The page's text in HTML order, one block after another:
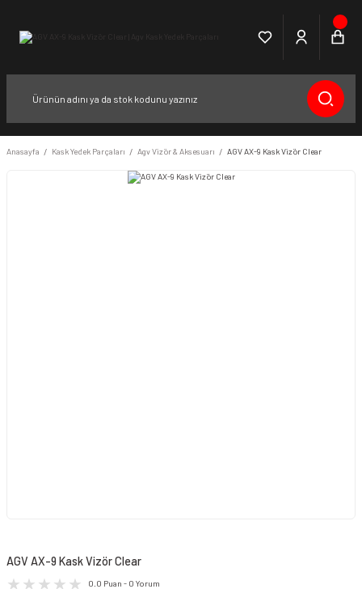
Anasayfa Kask Yedek Parçaları Agv Vizör & Aksesuarı AGV AX-9 Kask Vizör Clear
AGV AX-9 Kask Vizör Clear
0.0 Puan - 0 Yorum